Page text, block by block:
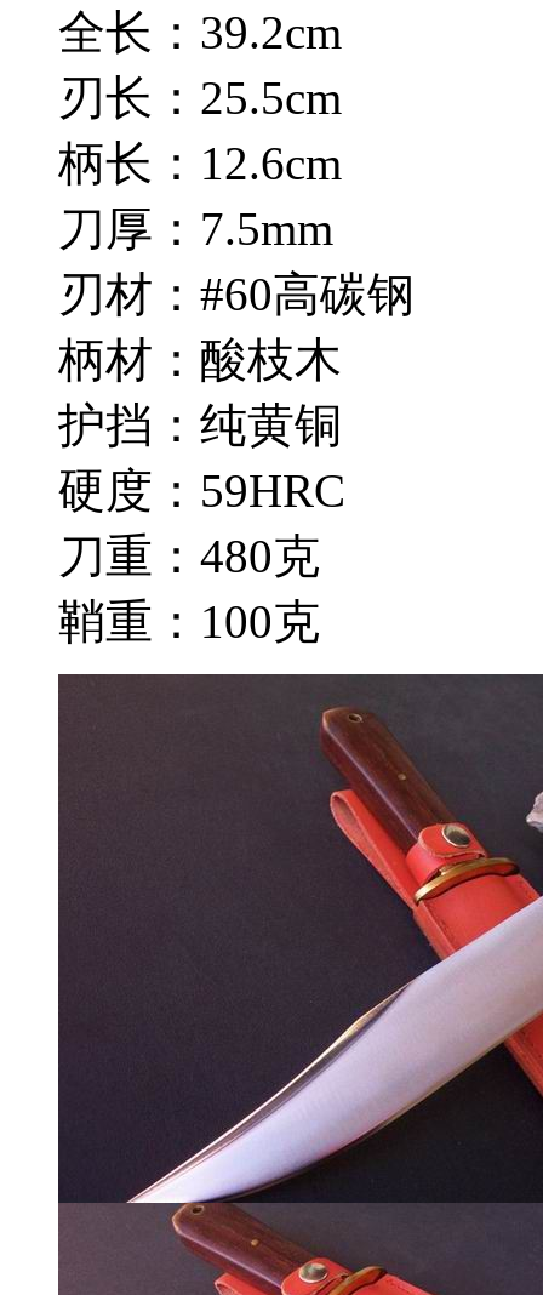
全长：39.2cm
刃长：25.5cm
柄长：12.6cm
刀厚：7.5mm
刃材：#60高碳钢
柄材：酸枝木
护挡：纯黄铜
硬度：59HRC
刀重：480克
鞘重：100克